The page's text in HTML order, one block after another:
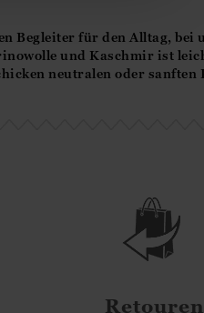
Begleiter für den Alltag, bei
und Kaschmir ist
neutralen oder sanften
Retouren